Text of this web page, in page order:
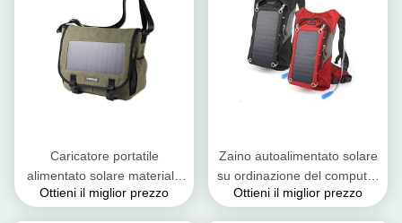
Caricatore portatile
alimentato solare materiale
dell'uscita di Bookbag USB
Ottieni il miglior prezzo
Zaino autoalimentato solare
su ordinazione del computer
portatile/Backpacking solare
Ottieni il miglior prezzo